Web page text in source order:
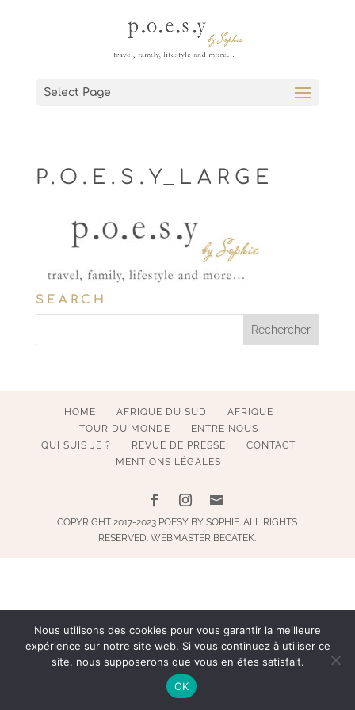
Select Page
P.O.E.S.Y_LARGE
SEARCH
HOME AFRIQUE DU SUD
AFRIQUE
TOUR DU MONDE
ENTRE NOUS
QUI SUIS JE ?
REVUE DE PRESSE
CONTACT
MENTIONS LÉGALES
COPYRIGHT 2017-2023 POESY BY SOPHIE. ALL RIGHTS
RESERVED. WEBMASTER BECATEK.
Nous utilisons des cookies pour vous garantir la meilleure
expérience sur notre site web. Si vous continuez à utiliser ce
site, nous supposerons que vous en êtes satisfait.
OK